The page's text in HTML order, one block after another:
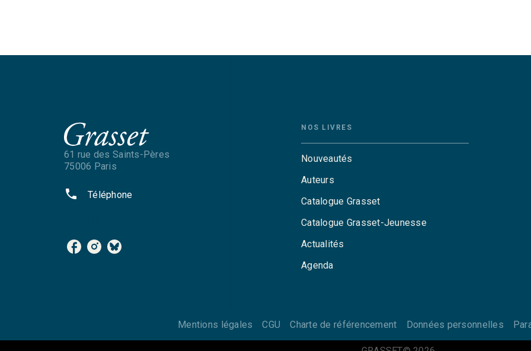
61 rue des Saints-Pères
75006 Paris
phone Téléphone
NOS LIVRES
Nouveautés
Auteurs
Catalogue Grasset
Catalogue Grasset-Jeunesse
Actualités
Agenda
Mentions légales CGU Charte de référencement Données personnelles